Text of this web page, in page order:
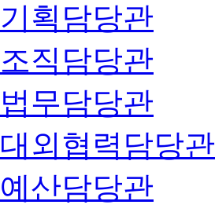
기획담당관
조직담당관
법무담당관
대외협력담당관
예산담당관